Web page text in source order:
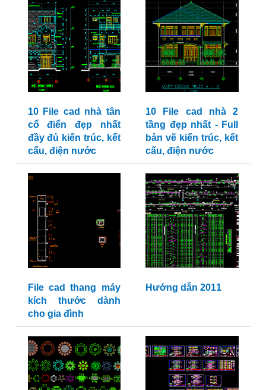
10 File cad nhà tân
cổ điển đẹp nhất
đầy đủ kiến trúc, kết
cấu, điện nước
10 File cad nhà 2
tầng đẹp nhất - Full
bản vẽ kiến trúc, kết
cấu, điện nước
File cad thang máy
kích thước dành
cho gia đình
Hướng dẫn 2011